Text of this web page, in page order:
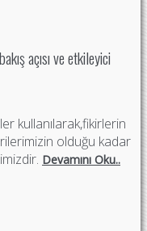
açısı ve etkileyici
kullanılarak,fikirlerin
olduğu kadar
Devamını Oku..